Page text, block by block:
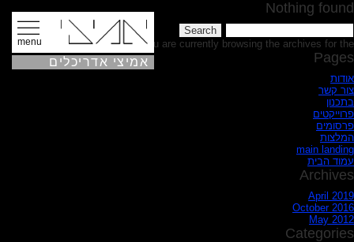
אמיצי אדריכלים
menu
Nothing found
for:
You are currently browsing the archives for the בתים category.
Pages
אודות
צור קשר
בתכנון
פרוייקטים
פרסומים
המלצות
main landing
עמוד הבית
Archives
April 2019
October 2016
May 2012
Categories